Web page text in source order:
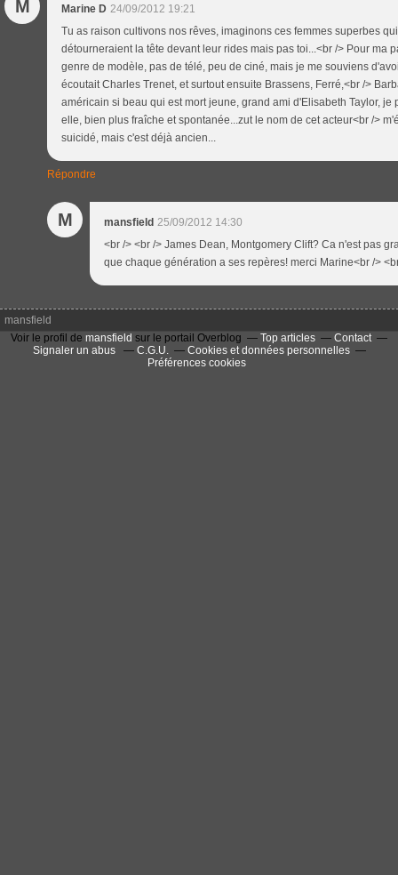
M Marine D 24/09/2012 19:21
Tu as raison cultivons nos rêves, imaginons ces femmes superbes
détourneraient la tête devant leur rides mais pas toi...<br /> Pour ma
genre de modèle, pas de télé, peu de ciné, mais je me souviens
écoutait Charles Trenet, et surtout ensuite Brassens, Ferré,<br />
américain si beau qui est mort jeune, grand ami d'Elisabeth Taylor, je
elle, bien plus fraîche et spontanée...zut le nom de cet acteur<br />
suicidé, mais c'est déjà ancien...
Répondre
M mansfield 25/09/2012 14:30
<br /> <br /> James Dean, Montgomery Clift? Ca n'est pas
que chaque génération a ses repères! merci Marine<br />
mansfield
Voir le profil de mansfield sur le portail Overblog Top articles
Contact
Signaler un abus
C.G.U.
Cookies et données personnelles
Préférences cookies